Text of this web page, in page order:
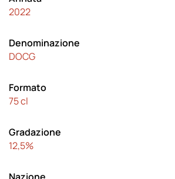
2022
Denominazione
DOCG
Formato
75 cl
Gradazione
12,5%